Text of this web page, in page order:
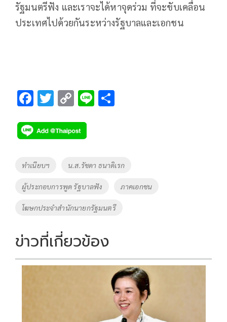
รัฐมนตรีฟัง และเราจะได้หาจุดร่วม ที่จะขับเคลื่อน
ประเทศไปด้วยกันระหว่างรัฐบาลและเอกชน
F
e
b
o
k
T
tt
er
C
p
y
Li
n
k
Li
Tags
ทำเนียบฯ น.ส.รัชดา ธนาดิเรก
ผู้ประกอบการพูด รัฐบาลฟัง ภาคเอกชน
โฆษกประจำสำนักนายกรัฐมนตรี
ข่าวที่เกี่ยวข้อง